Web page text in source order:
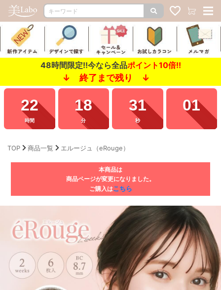
48時間限定!!今なら全品ポイント10倍!!
↓ 終了まで残り ↓
22
時間
18
分
30
秒
00
TOP 商品一覧 エルージュ（eRouge）
本商品は
商品ページが変更になりました。
ご購入はこちら